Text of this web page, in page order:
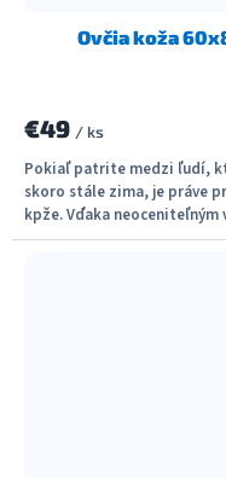
Ovčia koža
€49 / ks
Pokiaľ patrite medzi ľudí,
skoro stále zima, je práve
kpže. Vďaka